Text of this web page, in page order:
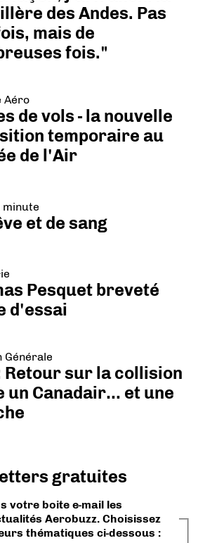
des Andes. Pas
mais de
fois."
Aéro
de vols - la nouvelle
temporaire au
de l'Air
minute
et de sang
Pesquet breveté
d'essai
Générale
Retour sur la collision
un Canadair… et une
gratuites
votre boite e-mail les
Aerobuzz. Choisissez
thématiques ci-dessous :